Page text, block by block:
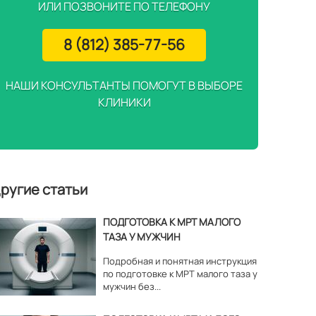
ИЛИ ПОЗВОНИТЕ ПО ТЕЛЕФОНУ
8 (812) 385-77-56
НАШИ КОНСУЛЬТАНТЫ ПОМОГУТ В ВЫБОРЕ
КЛИНИКИ
статьи
ПОДГОТОВКА К МРТ МАЛОГО
ТАЗА У МУЖЧИН
Подробная и понятная инструкция
по подготовке к МРТ малого таза у
мужчин без...